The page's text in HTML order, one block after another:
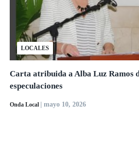
LOCALES
Carta atribuida a Alba Luz Ramos
especulaciones
Onda Local | mayo 10, 2026